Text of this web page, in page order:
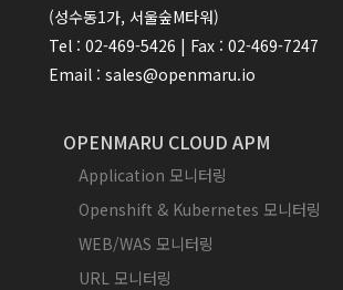
(성수동1가, 서울숲M타워)
Tel : 02-469-5426 | Fax : 02-469-7247
Email : sales@openmaru.io
OPENMARU CLOUD APM
Application 모니터링
Openshift & Kubernetes 모니터링
WEB/WAS 모니터링
URL 모니터링